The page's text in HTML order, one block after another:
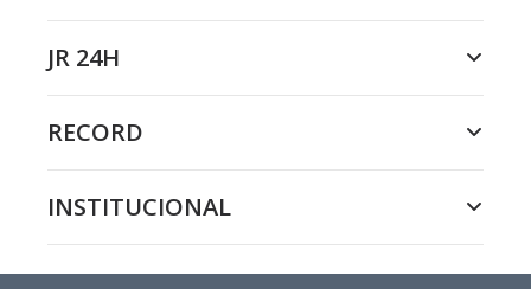
JR 24H
RECORD
INSTITUCIONAL